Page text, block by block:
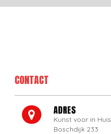
CONTACT
ADRES
Kunst voor in Huis
Boschdijk 233